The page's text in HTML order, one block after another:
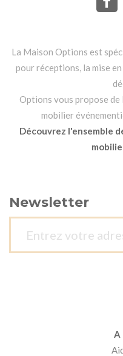
La Maison Options est
pour réceptions, la mise
Options vous propose de
mobilier
Découvrez l'ensemble
Newsletter
A